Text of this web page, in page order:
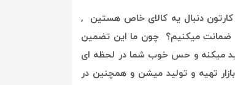
کارتون دنبال یه کالای خاص هستین ,
ضمانت میکنیم؟ چون ما این تضمین
میکنه و حس خوب شما در لحظه ای
تهیه و تولید میشن و همچنین در